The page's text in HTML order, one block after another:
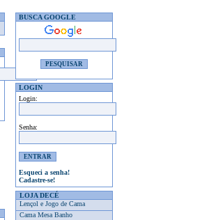
BUSCA GOOGLE
LOGIN
Login:
Senha:
Esqueci a senha!
Cadastre-se!
LOJA DECÉ
Lençol e Jogo de Cama
Cama Mesa Banho